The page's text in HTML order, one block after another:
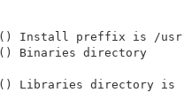
Install preffix is /usr
Binaries directory
Libraries directory is